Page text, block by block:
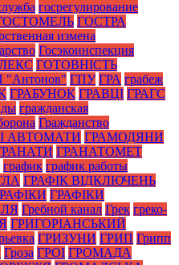
госрегулирование
ГОСТРА
измена
Госэкоинспекция
ГОТОВНІСТЬ
"Антонов" ГПУ ГРА грабеж
ГРАБУНОК ГРАВЦІ ГРАГС
гражданская
Гражданство
АВТОМАТИ ГРАМОДЯНИ
ГРАНАТОМЕТ
график график работы
ГРАФІК ВІДКЛЮЧЕНЬ
ГРАФІКИ
Гребной канал Грек греко-
ГРИГОРІАНСЬКИЙ
ГРИЗУНИ ГРИП Грипп
Гроза ГРОІ ГРОМАДА